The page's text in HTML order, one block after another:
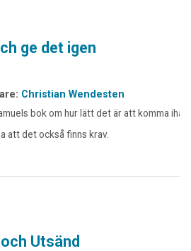
ge det igen
Christian Wendesten
bok om hur lätt det är att komma ihåg
att det också finns krav.
Utsänd